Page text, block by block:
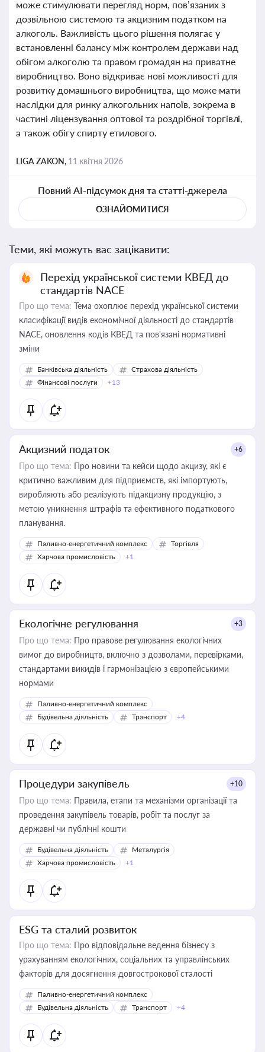
може стимулювати перегляд норм, пов’язаних з
дозвільною системою та акцизним податком на
алкоголь. Важливість цього рішення полягає у
встановленні балансу між контролем держави над
обігом алкоголю та правом громадян на приватне
виробництво. Воно відкриває нові можливості для
розвитку домашнього виробництва, що може мати
наслідки для ринку алкогольних напоїв, зокрема в
частині ліцензування оптової та роздрібної торгівлі,
а також обігу спирту етилового.
LIGA ZAKON, 11 квітня 2026
Повний AI-підсумок дня та статті-джерела
ОЗНАЙОМИТИСЯ
Теми, які можуть вас зацікавити:
Перехід української системи КВЕД до
стандартів NACE
Про що тема: Тема охоплює перехід української системи
класифікації видів економічної діяльності до стандартів
NACE, оновлення кодів КВЕД та пов'язані нормативні
зміни
Банківська діяльність
Страхова діяльність
Фінансові послуги
+13
Акцизний податок +6
Про що тема: Про новини та кейси щодо акцизу, які є
критично важливим для підприємств, які імпортують,
виробляють або реалізують підакцизну продукцію, з
метою уникнення штрафів та ефективного податкового
планування.
Паливно-енергетичний комплекс
Торгівля
Харчова промисловість
+1
Екологічне регулювання +3
Про що тема: Про правове регулювання екологічних
вимог до виробництв, включно з дозволами, перевірками,
стандартами викидів і гармонізацією з європейськими
нормами
Паливно-енергетичний комплекс
Будівельна діяльність
Транспорт +4
Процедури закупівель +10
Про що тема: Правила, етапи та механізми організації та
проведення закупівель товарів, робіт та послуг за
державні чи публічні кошти
Будівельна діяльність
Металургія
Харчова промисловість
+1
ESG та сталий розвиток
Про що тема: Про відповідальне ведення бізнесу з
урахуванням екологічних, соціальних та управлінських
факторів для досягнення довгострокової сталості
Паливно-енергетичний комплекс
Будівельна діяльність
Транспорт +4